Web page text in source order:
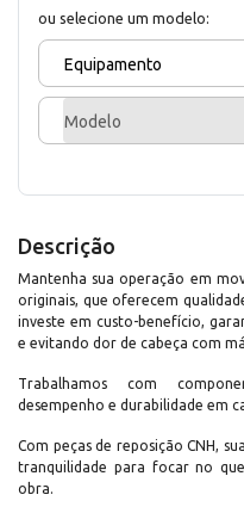
ou selecione um modelo:
Equipamento
Modelo
Descrição
Mantenha sua operação em
originais, que oferecem
investe em custo-benefício,
e evitando dor de cabeça com
Trabalhamos com
desempenho e durabilidade em
Com peças de reposição CNH,
tranquilidade para focar no
obra.